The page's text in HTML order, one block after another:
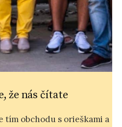
že nás čítate
tím obchodu s orieškami a